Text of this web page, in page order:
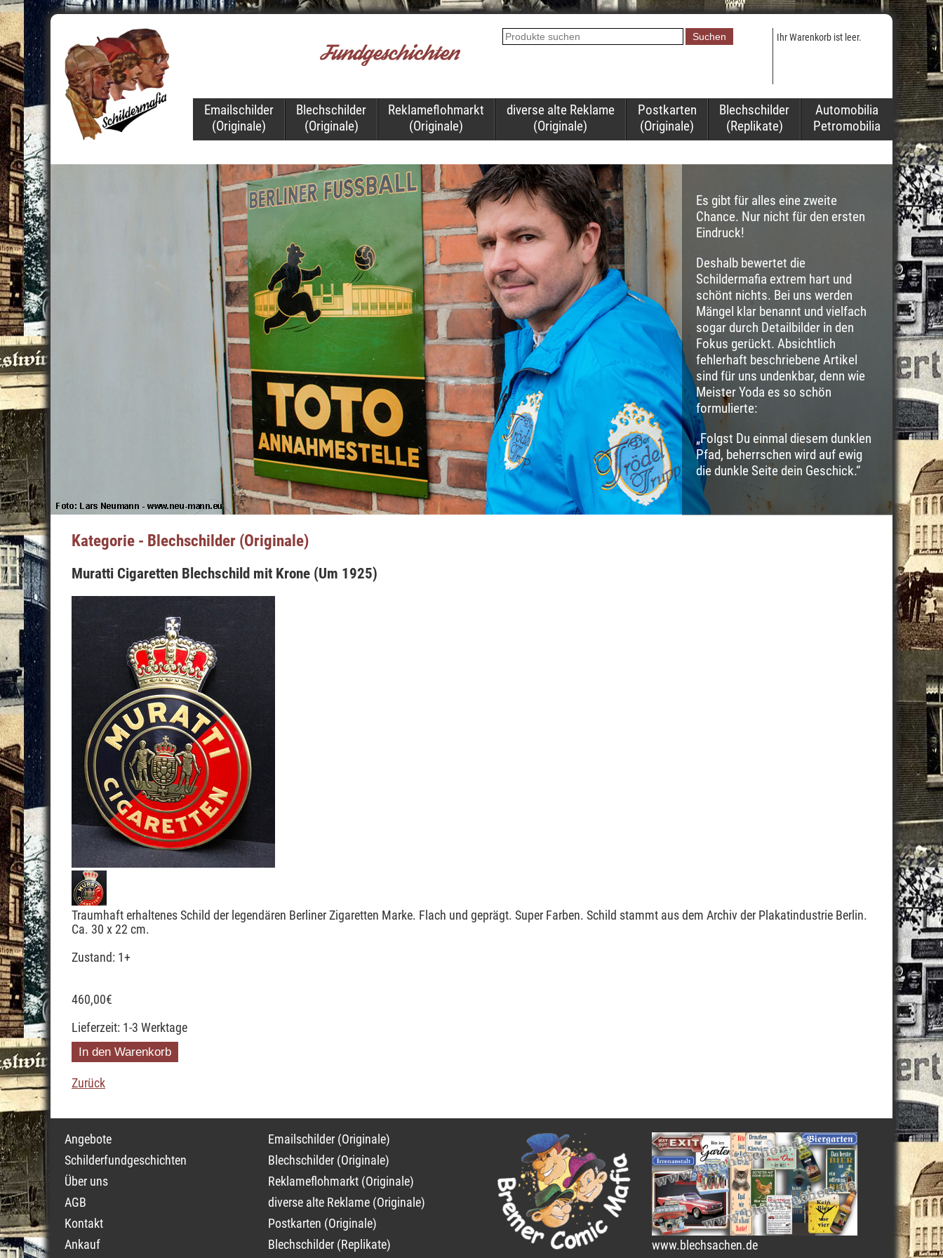
Ihr Warenkorb ist leer.
Navigation
überspringen
Emailschilder
(Originale)
Blechschilder
(Originale)
Reklameflohmarkt
(Originale)
diverse alte Reklame
(Originale)
Postkarten
(Originale)
Blechschilder
(Replikate)
Automobilia
Petromobilia
Es gibt für alles eine zweite
Chance. Nur nicht für den ersten
Eindruck!
Deshalb bewertet die
Schildermafia extrem hart und
schönt nichts. Bei uns werden
Mängel klar benannt und vielfach
sogar durch Detailbilder in den
Fokus gerückt. Absichtlich
fehlerhaft beschriebene Artikel
sind für uns undenkbar, denn wie
Meister Yoda es so schön
formulierte:
„Folgst Du einmal diesem dunklen
Pfad, beherrschen wird auf ewig
die dunkle Seite dein Geschick.“
Kategorie - Blechschilder (Originale)
Muratti Cigaretten Blechschild mit Krone (Um 1925)
Traumhaft erhaltenes Schild der legendären Berliner Zigaretten Marke. Flach und geprägt. Super Farben. Schild stammt aus dem Archiv der Plakatindustrie Berlin.
Ca. 30 x 22 cm.
Zustand: 1+
460,00€
Lieferzeit: 1-3 Werktage
Zurück
Navigation
überspringen
Angebote
Schilderfundgeschichten
Über uns
AGB
Kontakt
Ankauf
Navigation
überspringen
Emailschilder (Originale)
Blechschilder (Originale)
Reklameflohmarkt (Originale)
diverse alte Reklame (Originale)
Postkarten (Originale)
Blechschilder (Replikate)
www.blechsachen.de